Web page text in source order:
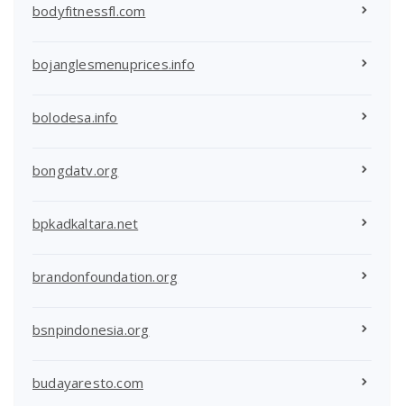
bodyfitnessfl.com
bojanglesmenuprices.info
bolodesa.info
bongdatv.org
bpkadkaltara.net
brandonfoundation.org
bsnpindonesia.org
budayaresto.com